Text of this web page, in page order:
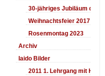
30-jähriges Jubiläum des
Weihnachtsfeier 2017
Rosenmontag 2023
Archiv
Iaido Bilder
2011 1. Lehrgang mit